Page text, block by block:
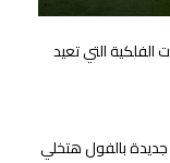
التي تعيد
بالفول هتخلي